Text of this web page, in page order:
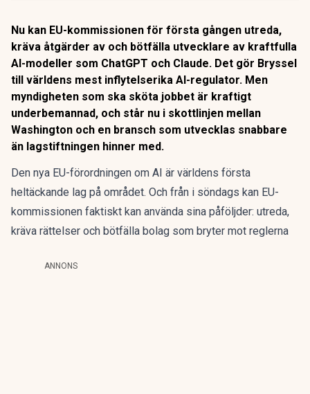
Nu kan EU-kommissionen för första gången utreda,
kräva åtgärder av och bötfälla utvecklare av kraftfulla
AI-modeller som ChatGPT och Claude. Det gör Bryssel
till världens mest inflytelserika AI-regulator. Men
myndigheten som ska sköta jobbet är kraftigt
underbemannad, och står nu i skottlinjen mellan
Washington och en bransch som utvecklas snabbare
än lagstiftningen hinner med.
Den nya EU-förordningen om AI är världens första
heltäckande lag på området. Och från i söndags kan EU-
kommissionen faktiskt kan använda sina påföljder: utreda,
kräva rättelser och bötfälla bolag som bryter mot reglerna
ANNONS